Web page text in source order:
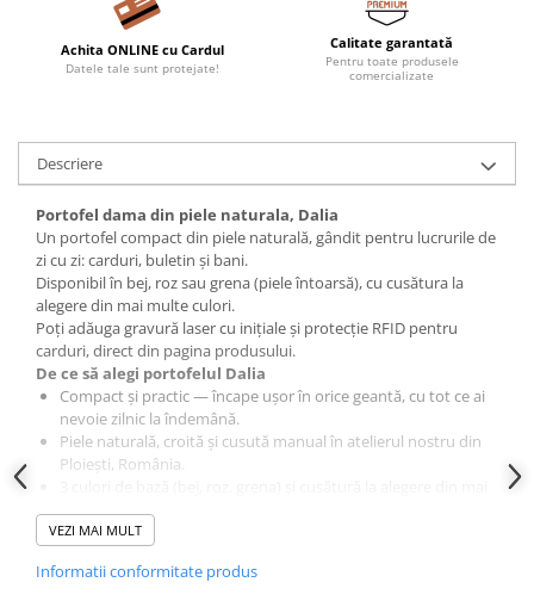
Achita ONLINE cu Cardul
Datele tale sunt protejate!
Calitate garantată
Pentru toate produsele
comercializate
Descriere
Portofel dama din piele naturala, Dalia
Un portofel compact din piele naturală, gândit pentru lucrurile de
zi cu zi: carduri, buletin și bani.
Disponibil în bej, roz sau grena (piele întoarsă), cu cusătura la
alegere din mai multe culori.
Poți adăuga gravură laser cu inițiale și protecție RFID pentru
carduri, direct din pagina produsului.
De ce să alegi portofelul Dalia
Compact și practic — încape ușor în orice geantă, cu tot ce ai
nevoie zilnic la îndemână.
Piele naturală, croită și cusută manual în atelierul nostru din
Ploiești, România.
multe culori.
Poți adăuga gravură laser personalizată și protecție RFID
Garanție și retur în 30 de zile pentru produsele fără
VEZI MAI MULT
Informatii conformitate produs